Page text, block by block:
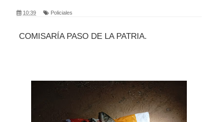
10:39 Policiales
COMISARÍA PASO DE LA PATRIA.